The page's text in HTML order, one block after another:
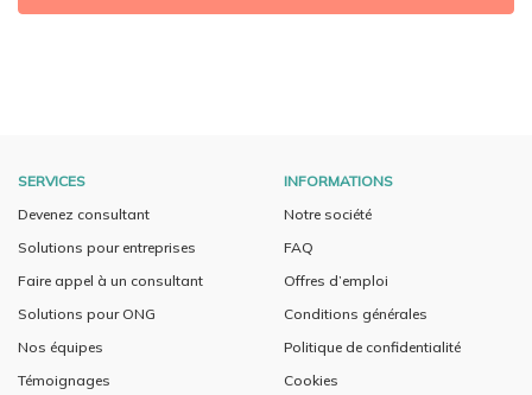
SERVICES
Devenez consultant
Solutions pour entreprises
Faire appel à un consultant
Solutions pour ONG
Nos équipes
Témoignages
INFORMATIONS
Notre société
FAQ
Offres d’emploi
Conditions générales
Politique de confidentialité
Cookies